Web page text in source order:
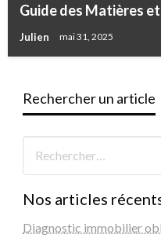
Guide des Matières
Julien mai 31, 2025
Rechercher un article
Nos articles
Diagnostic immobilier